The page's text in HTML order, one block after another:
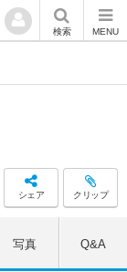
検索 MENU
シェア クリップ
写真 Q&A